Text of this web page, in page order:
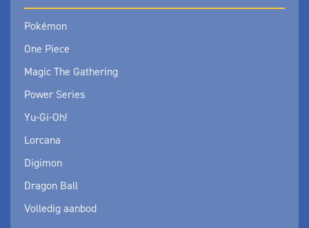
Pokémon
One Piece
Magic The Gathering
Power Series
Yu-Gi-Oh!
Lorcana
Digimon
Dragon Ball
Volledig aanbod